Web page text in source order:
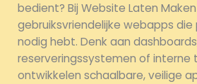
bedient? Bij Website Laten
gebruiksvriendelijke webapps
nodig hebt. Denk aan
reserveringssystemen of interne
ontwikkelen schaalbare, veilige